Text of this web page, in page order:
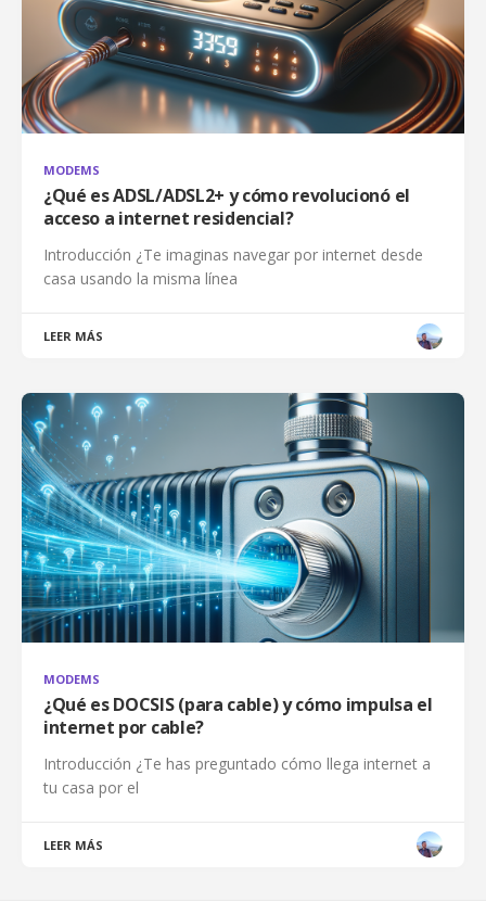
MODEMS
¿Qué es ADSL/ADSL2+ y cómo revolucionó el
acceso a internet residencial?
Introducción ¿Te imaginas navegar por internet desde
casa usando la misma línea
LEER MÁS
MODEMS
¿Qué es DOCSIS (para cable) y cómo impulsa el
internet por cable?
Introducción ¿Te has preguntado cómo llega internet a
tu casa por el
LEER MÁS